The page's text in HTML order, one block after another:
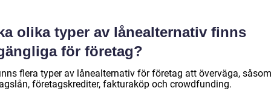
olika typer av lånealternativ finns
för företag?
flera typer av lånealternativ för företag att överväga, såsom
företagskrediter, fakturaköp och crowdfunding.